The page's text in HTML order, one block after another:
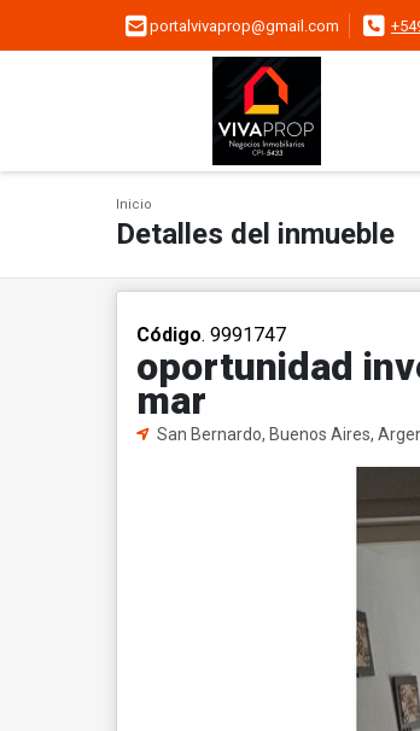
portalvivaprop@gmail.com
Inicio
Detalles del inmueble
Código. 9991747
oportunidad
mar
San Bernardo, Buenos Aires,